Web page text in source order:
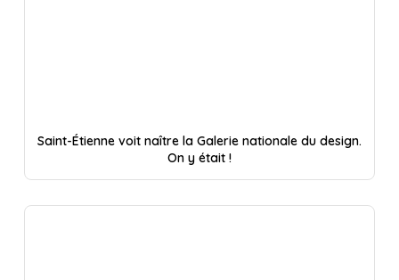
Saint-Étienne voit naître la Galerie nationale du design.
On y était !